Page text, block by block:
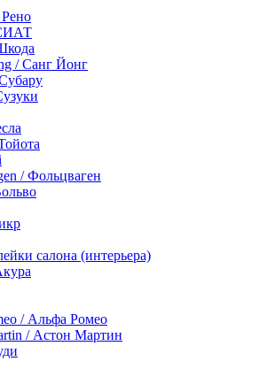
/ Санг Йонг
/ Фольцваген
салона (интерьера)
/ Альфа Ромео
/ Астон Мартин